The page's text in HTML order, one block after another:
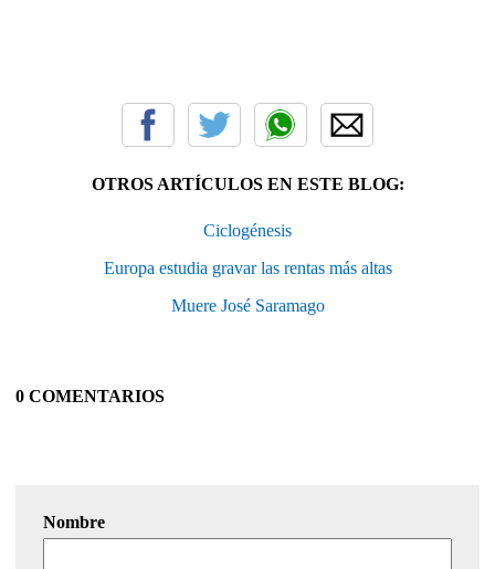
OTROS ARTÍCULOS EN ESTE BLOG:
Ciclogénesis
Europa estudia gravar las rentas más altas
Muere José Saramago
0 COMENTARIOS
Nombre